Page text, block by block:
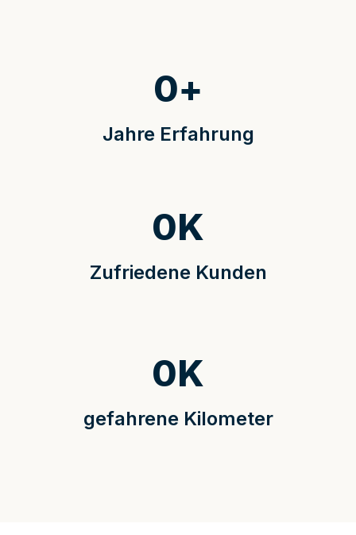
Jahre Erfahrung
0+
Zufriedene Kunden
0K
gefahrene Kilometer
0K